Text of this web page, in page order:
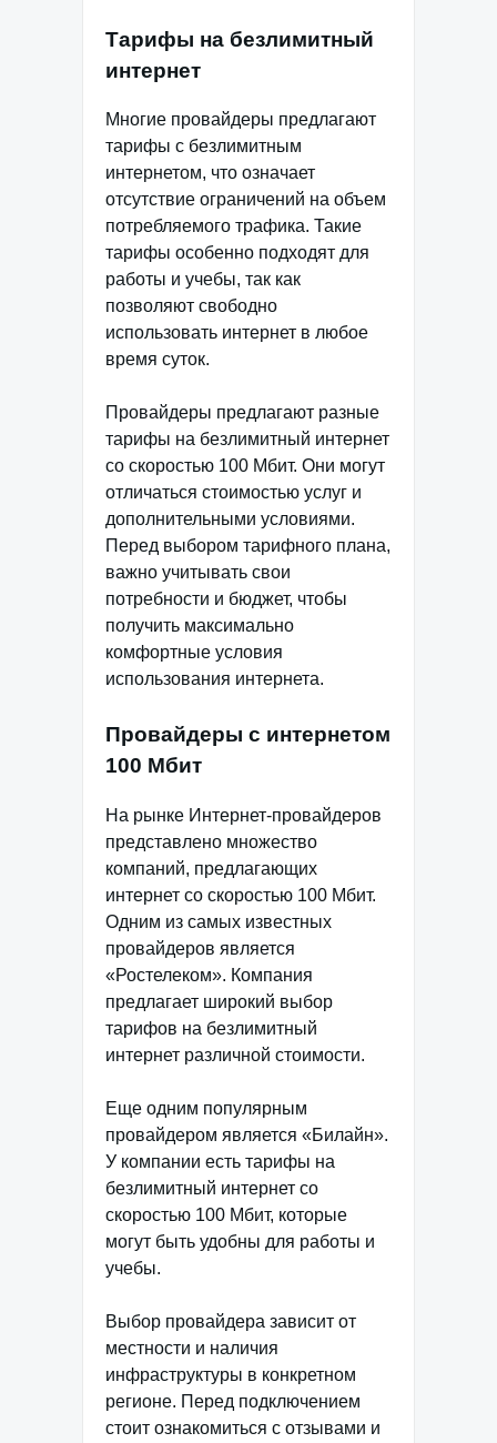
Тарифы на безлимитный
интернет
Многие провайдеры предлагают
тарифы с безлимитным
интернетом, что означает
отсутствие ограничений на объем
потребляемого трафика. Такие
тарифы особенно подходят для
работы и учебы, так как
позволяют свободно
использовать интернет в любое
время суток.
Провайдеры предлагают разные
тарифы на безлимитный интернет
со скоростью 100 Мбит. Они могут
отличаться стоимостью услуг и
дополнительными условиями.
Перед выбором тарифного плана,
важно учитывать свои
потребности и бюджет, чтобы
получить максимально
комфортные условия
использования интернета.
Провайдеры с интернетом
100 Мбит
На рынке Интернет-провайдеров
представлено множество
компаний, предлагающих
интернет со скоростью 100 Мбит.
Одним из самых известных
провайдеров является
«Ростелеком». Компания
предлагает широкий выбор
тарифов на безлимитный
интернет различной стоимости.
Еще одним популярным
провайдером является «Билайн».
У компании есть тарифы на
безлимитный интернет со
скоростью 100 Мбит, которые
могут быть удобны для работы и
учебы.
Выбор провайдера зависит от
местности и наличия
инфраструктуры в конкретном
регионе. Перед подключением
стоит ознакомиться с отзывами и